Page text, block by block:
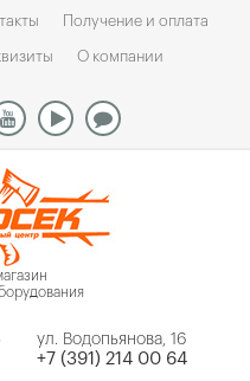
Получение и оплата
О компании
ул. Водопьянова, 16
+7 (391) 214 00 64